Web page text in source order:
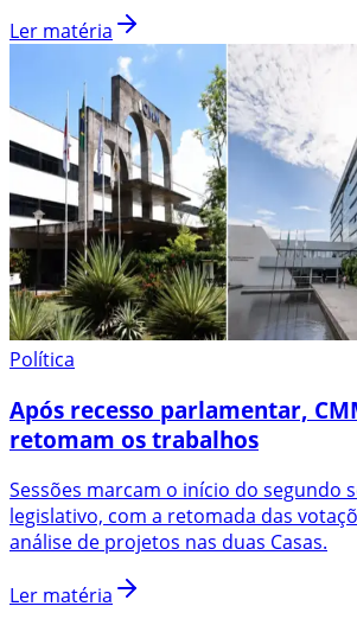
Ler matéria
Política
Após recesso parlamentar,
retomam os trabalhos
Sessões marcam o início do segundo
legislativo, com a retomada das
análise de projetos nas duas Casas.
Ler matéria